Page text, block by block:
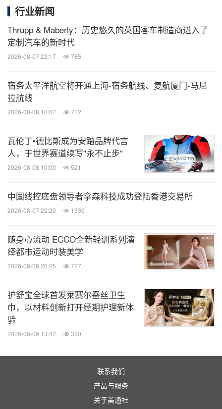
意大利最强大、合法上路的汽车由最先进的动力系统
提供动力，可提供 1,900 马力和 2,340 牛米的扭矩。
全球首款纯电动超跑 GT 采用了大容量 120 kWh 锂
电池，该电池被包裹在坚固轻便的碳纤维外壳中。其
速，在1.79秒内达到0-60英里/小时，在1.86秒内完成
0-100公里/小时，在4.49秒内完成0-120英里/小时，
在4.75秒内完成0-120英里/小时。
欲了解更多信息，请访问
automobili-pinfarina.com/media
编辑注释
Automobili Automobili Pininfarina 总部位于意大利坎
比亚诺的运营总部，商业办公室设在德国慕尼黑，拥
有一支由来自豪华和高档汽车品牌的经验丰富的汽车
高管组成的团队。在意大利设计、研发并手工制造，
专注于为全球顶尖品味人士塑造体验，所有
Automobili Pininfarina 车型均体现了 PURA 设计理
念。这种理念也将贯穿所有未来的量产汽车中，将灵
感与尖端技术无缝融合。
关于 AUTOMOBILI PININFARINA BATTISTA （
行业新闻
Thrupp & Maberly：历史悠久的英国客车制造商进入了
定制汽车的新时代
2026-08-07 22:17 785
宿务太平洋航空将开通上海-宿务航线、复航厦门-马尼
拉航线
2026-08-08 10:07 712
瓦伦丁•德比斯成为安踏品牌代言
人，于世界赛道续写"永不止步"
2026-08-08 10:00 521
中国线控底盘领导者拿森科技成功登陆香港交易所
2026-08-07 22:20 1339
随身心流动 ECCO全新轻训系列演
绎都市运动时装美学
2026-08-06 20:25 727
护舒宝全球首发莱赛尔蚕丝卫生
巾，以材料创新打开经期护理新体
验
2026-08-09 13:42 330
联系我们
产品与服务
关于美通社